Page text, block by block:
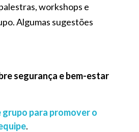
workshops e
Algumas sugestões
segurança e bem-estar
grupo para promover o
.